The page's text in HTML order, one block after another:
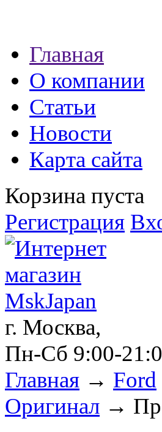
экспресс займы
Главная
О компании
Статьи
Новости
Карта сайта
Корзина пуста
Регистрация
г. Москва,
Пн-Сб 9:00-
Главная → Ford
Оригинал →